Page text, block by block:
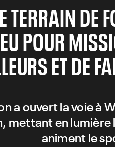
TERRAIN DE
POUR
ET DE
a ouvert la voie à
mettant en
animent le